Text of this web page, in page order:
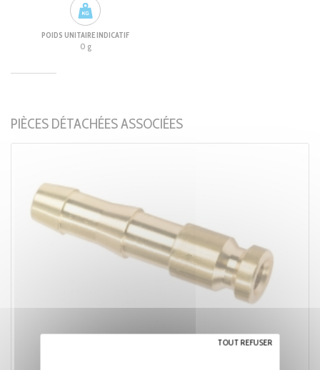
POIDS UNITAIRE INDICATIF
0 g
PIÈCES DÉTACHÉES ASSOCIÉES
TOUT REFUSER